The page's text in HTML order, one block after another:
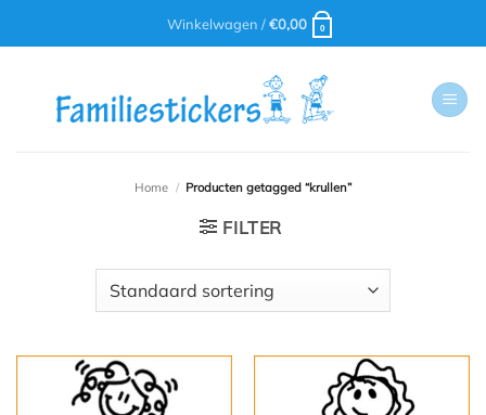
Winkelwagen /€0,00 0
Home / Producten getagged “krullen”
FILTER